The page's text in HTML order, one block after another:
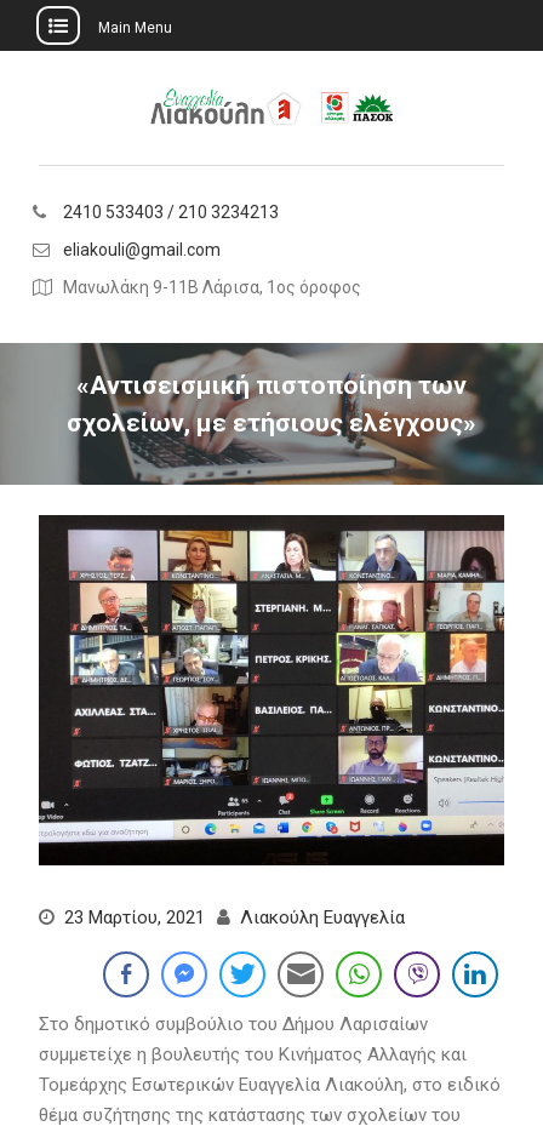
Main Menu
2410 533403 / 210 3234213
eliakouli@gmail.com
Μανωλάκη 9-11Β Λάρισα, 1ος όροφος
«Αντισεισμική πιστοποίηση των
σχολείων, με ετήσιους ελέγχους»
23 Μαρτίου, 2021 Λιακούλη Ευαγγελία
Στο δημοτικό συμβούλιο του Δήμου Λαρισαίων
συμμετείχε η βουλευτής του Κινήματος Αλλαγής και
Τομεάρχης Εσωτερικών Ευαγγελία Λιακούλη, στο ειδικό
θέμα συζήτησης της κατάστασης των σχολείων του